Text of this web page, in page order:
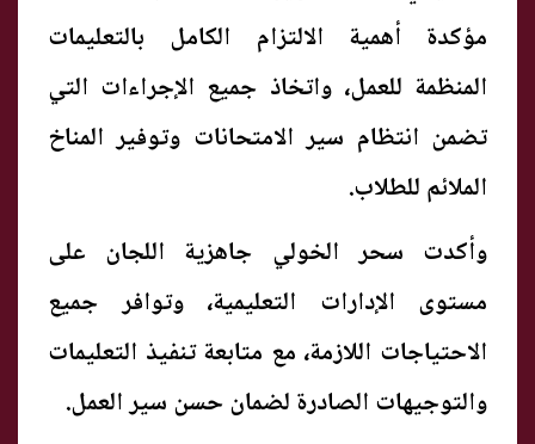
مؤكدة أهمية الالتزام الكامل بالتعليمات
المنظمة للعمل، واتخاذ جميع الإجراءات التي
تضمن انتظام سير الامتحانات وتوفير المناخ
الملائم للطلاب.
وأكدت سحر الخولي جاهزية اللجان على
مستوى الإدارات التعليمية، وتوافر جميع
الاحتياجات اللازمة، مع متابعة تنفيذ التعليمات
والتوجيهات الصادرة لضمان حسن سير العمل.